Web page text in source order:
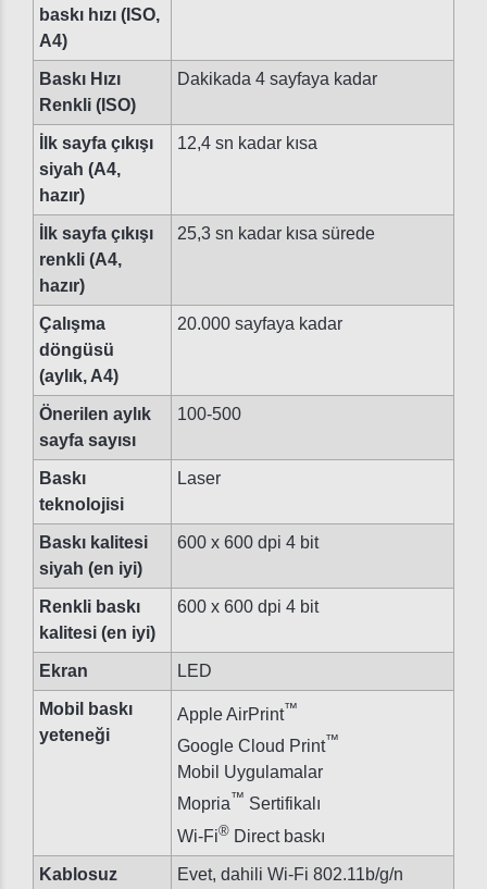
baskı hızı (ISO,
A4)
Baskı Hızı
Renkli (ISO)
Dakikada 4 sayfaya kadar
İlk sayfa çıkışı
siyah (A4,
hazır)
12,4 sn kadar kısa
İlk sayfa çıkışı
renkli (A4,
hazır)
25,3 sn kadar kısa sürede
Çalışma
döngüsü
(aylık, A4)
20.000 sayfaya kadar
Önerilen aylık
sayfa sayısı
100-500
Baskı
teknolojisi
Laser
Baskı kalitesi
siyah (en iyi)
600 x 600 dpi 4 bit
Renkli baskı
kalitesi (en iyi)
600 x 600 dpi 4 bit
Ekran LED
Mobil baskı
yeteneği
Apple AirPrint™
Google Cloud Print™
Mobil Uygulamalar
Mopria™ Sertifikalı
Wi-Fi® Direct baskı
Kablosuz
Evet, dahili Wi-Fi 802.11b/g/n